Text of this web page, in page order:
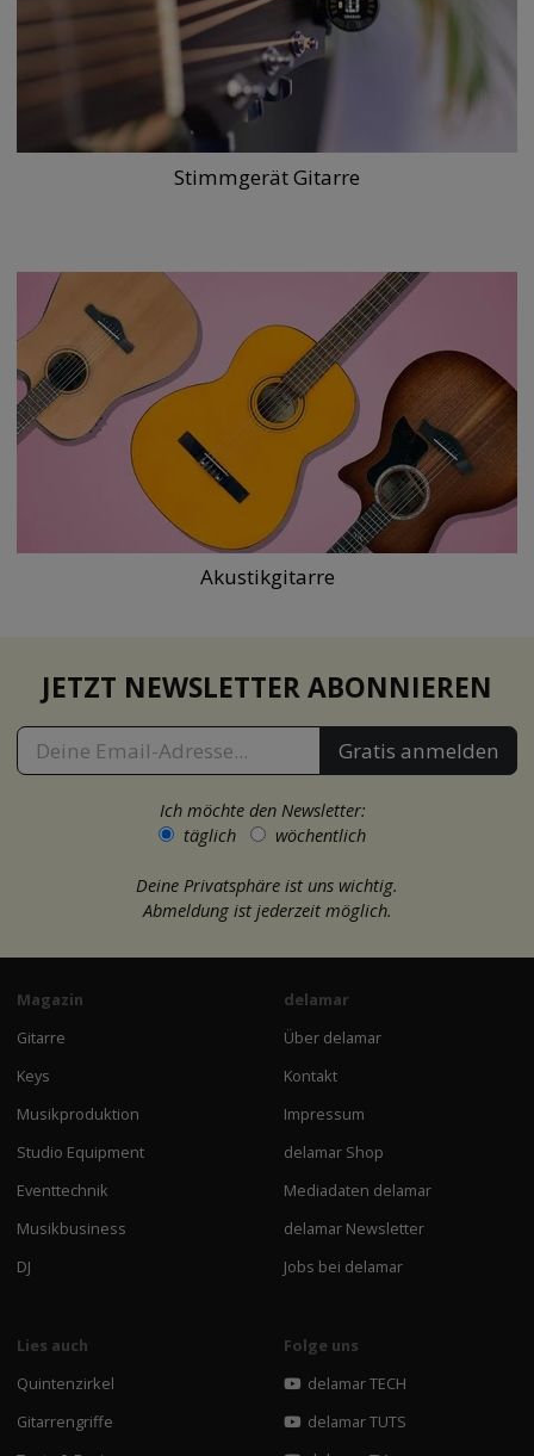
Stimmgerät Gitarre
Akustikgitarre
JETZT NEWSLETTER ABONNIEREN
Gratis anmelden
Ich möchte den Newsletter:
täglich
wöchentlich
Deine Privatsphäre ist uns wichtig.
Abmeldung ist jederzeit möglich.
Magazin
Gitarre
Keys
Musikproduktion
Studio Equipment
Eventtechnik
Musikbusiness
DJ
delamar
Über delamar
Kontakt
Impressum
delamar Shop
Mediadaten delamar
delamar Newsletter
Jobs bei delamar
Lies auch
Quintenzirkel
Gitarrengriffe
Folge uns
delamar TECH
delamar TUTS